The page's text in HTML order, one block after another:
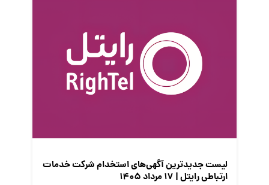
گزارش‌های آماری
مصاحبه شغلی
معرفی شرکت ها
معرفی متخصصان منابع انسانی
لیست جدیدترین آگهی‌های استخدام شرکت خدمات
ارتباطی رایتل | ۱۷ مرداد ۱۴۰۵